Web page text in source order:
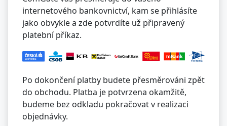
internetového bankovnictví, kam se přihlásíte
jako obvykle a zde potvrdíte už připravený
platební příkaz.
Po dokončení platby budete přesměrováni zpět
do obchodu. Platba je potvrzena okamžitě,
budeme bez odkladu pokračovat v realizaci
objednávky.